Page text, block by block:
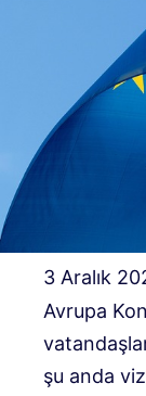
3 Aralık
Avrupa
şu anda